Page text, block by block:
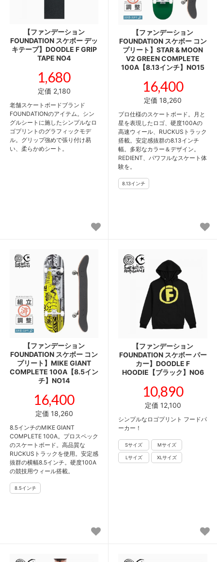
【ファンデーション
FOUNDATION スケボー デッ
キテープ】DOODLE F GRIP
TAPE NO4
1,680
定価 2,180
老舗スケートボードブランド
FOUNDATIONのアイテム。シン
グルシートに施したシンプルなロ
ゴプリントのグラフィックモデ
ル。グリップ強めで張り付け易
い、柔らかめシート。
【ファンデーション
FOUNDATION スケボー コン
プリート】STAR & MOON
V2 GREEN COMPLETE
100A【8.13インチ】NO15
16,400
定価 18,260
プロ仕様のスケートボード。月と
星を表現したロゴ、硬度100Aの
高速ウィール、RUCKUSトラック
搭載。安定感抜群の8.13インチ
幅。多彩なカラー＆デザイン。
REDIENT、パワフルなスケート体
験を。
【ファンデーション
FOUNDATION スケボー コン
プリート】MIKE GIANT
COMPLETE 100A【8.5イン
チ】NO14
16,400
定価 18,260
8.5インチのMIKE GIANT
COMPLETE 100A。プロスペック
のスケートボード。高品質な
RUCKUSトラックを使用。安定感
抜群の横幅8.5インチ。硬度100A
の競技用ウィール搭載。
【ファンデーション
FOUNDATION スケボー パー
カー】DOODLE F
HOODIE【ブラック】NO6
10,890
定価 12,100
シンプルなロゴプリント フードパ
ーカー！